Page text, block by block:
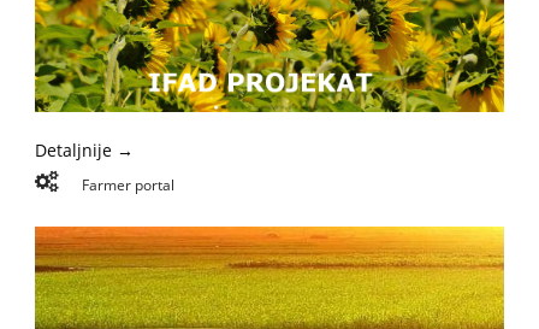
Detaljnije →
Farmer portal